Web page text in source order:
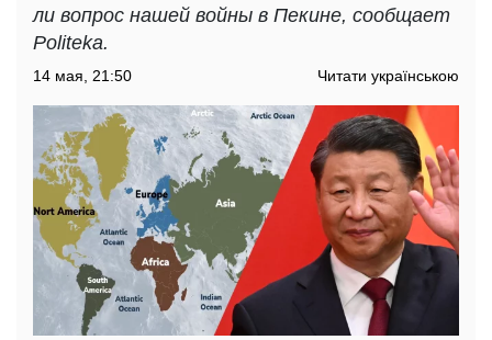
ли вопрос нашей войны в Пекине, сообщает
Politeka.
14 мая, 21:50 Читати українською